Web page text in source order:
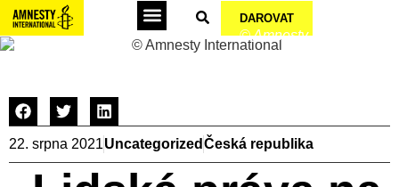
DAROVAT
© Amnesty International
22. srpna 2021Uncategorized Česká republika